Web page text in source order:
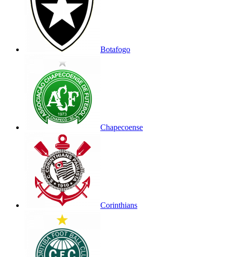
Botafogo
Chapecoense
Corinthians